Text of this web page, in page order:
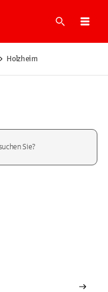
Suche
Holzheim